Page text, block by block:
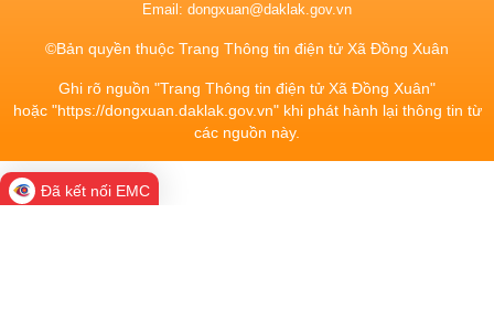
Email: dongxuan@daklak.gov.vn
©Bản quyền thuộc Trang Thông tin điện tử Xã Đồng Xuân
Ghi rõ nguồn "Trang Thông tin điện tử Xã Đồng Xuân"
hoặc "https://dongxuan.daklak.gov.vn" khi phát hành lại thông tin từ
các nguồn này.
Đã kết nối EMC